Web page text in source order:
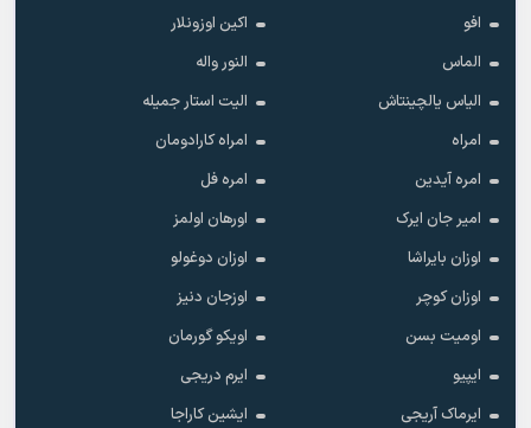
افو
اکین اوزونلار
الماس
النور واله
الیاس یالچینتاش
الیت استار جمیله
امراه
امراه کارادومان
امره آیدین
امره فل
امیر جان ایرک
اورهان اولمز
اوزان بایراشا
اوزان دوغولو
اوزان کوچر
اوزجان دنیز
اومیت بسن
اویکو گورمان
ایپیو
ایرم دریجی
ایرماک آریجی
ایشین کاراجا